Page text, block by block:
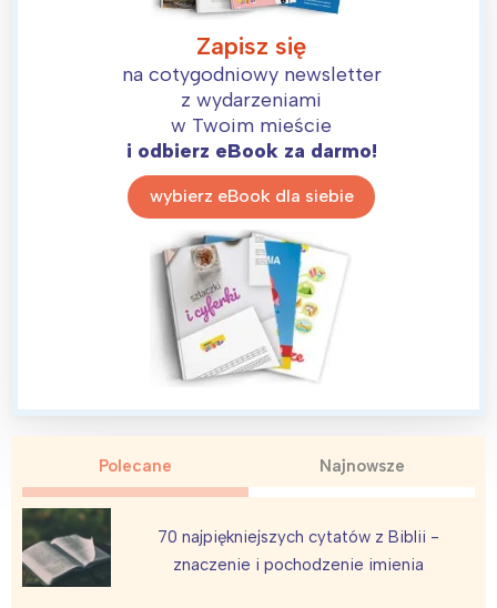
Zapisz się
na cotygodniowy newsletter
z wydarzeniami
w Twoim mieście
i odbierz eBook za darmo!
wybierz eBook dla siebie
Polecane Najnowsze
70 najpiękniejszych cytatów z Biblii -
znaczenie i pochodzenie imienia
Interesują mnie wydarzenia z
tego regionu:
Warszawa
Wrocław
Śląsk
Kraków
Wszystkie
Wybieram